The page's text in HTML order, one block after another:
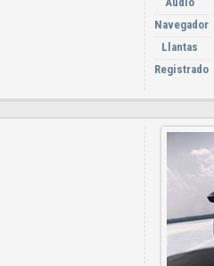
Navegador
Llantas
Registrado